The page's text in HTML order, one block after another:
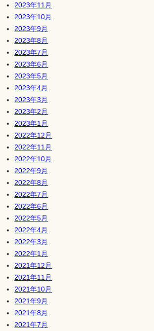
2023年11月
2023年10月
2023年9月
2023年8月
2023年7月
2023年6月
2023年5月
2023年4月
2023年3月
2023年2月
2023年1月
2022年12月
2022年11月
2022年10月
2022年9月
2022年8月
2022年7月
2022年6月
2022年5月
2022年4月
2022年3月
2022年1月
2021年12月
2021年11月
2021年10月
2021年9月
2021年8月
2021年7月